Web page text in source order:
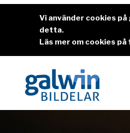
Vi använder cookies
detta.
Läs mer om cookies på